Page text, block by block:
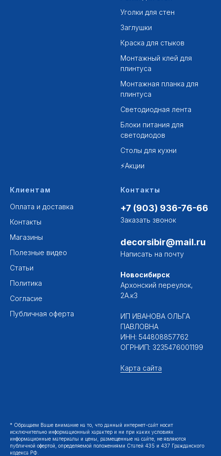
Уголки для стен
Заглушки
Краска для стыков
Монтажный клей для
плинтуса
Монтажная планка для
плинтуса
Светодиодная лента
Блоки питания для
светодиодов
Столы для кухни
⚡Акции
Клиентам
Оплата и доставка
Контакты
Магазины
Полезные видео
Статьи
Политика
Согласие
Публичная оферта
Контакты
+7 (903) 936-76-66
Заказать звонок
decorsibir@mail.ru
Написать на почту
Новосибирск
Архонский переулок,
2А.к3
ИП ИВАНОВА ОЛЬГА
ПАВЛОВНА
ИНН: 544808857762
ОГРНИП: 3235476001199
Карта сайта
* Обращаем Ваше внимание на то, что данный интернет-сайт носит
исключительно информационный характер и ни при каких условиях
информационные материалы и цены, размещенные на сайте, не являются
публичной офертой, определяемой положениями Статей 435 и 437 Гражданского
кодекса РФ.